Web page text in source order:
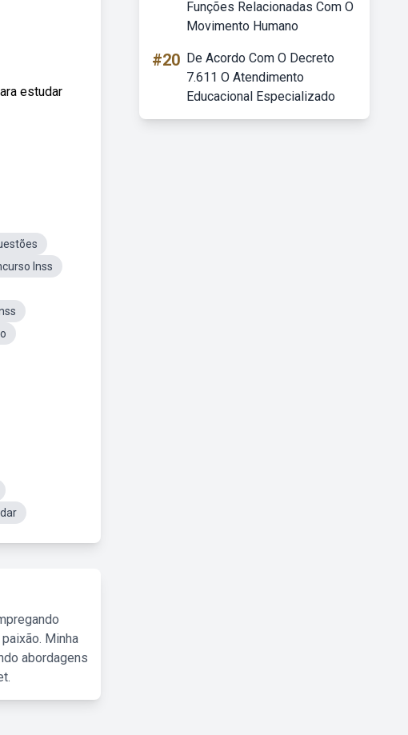
estudar
Inss
Minha
abordagens
Funções Relacionadas Com O
Movimento Humano
#20 De Acordo Com O Decreto
7.611 O Atendimento
Educacional Especializado